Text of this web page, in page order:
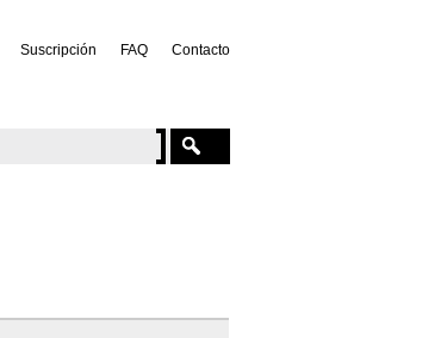
Suscripción FAQ Contacto